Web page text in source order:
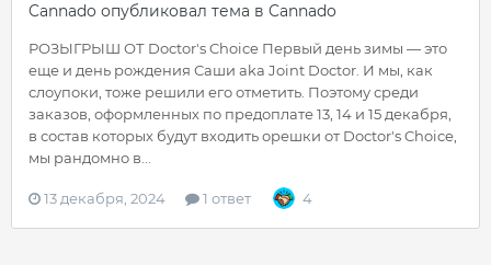
Cannado опубликовал тема в Cannado
РОЗЫГРЫШ ОТ Doctor's Choice Первый день зимы — это
еще и день рождения Саши aka Joint Doctor. И мы, как
слоупоки, тоже решили его отметить. Поэтому среди
заказов, оформленных по предоплате 13, 14 и 15 декабря,
в состав которых будут входить орешки от Doctor's Choice,
мы рандомно в...
13 декабря, 2024 1 ответ 4